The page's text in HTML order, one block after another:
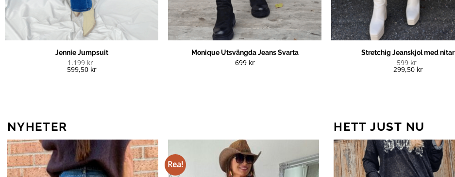
Jennie Jumpsuit
1.199kr
599,50 kr
Monique Utsvängda Jeans Svarta
699 kr
Stretchig Jeanskjol med nitar
599kr
299,50 kr
NYHETER
Rea!
HETT JUST NU